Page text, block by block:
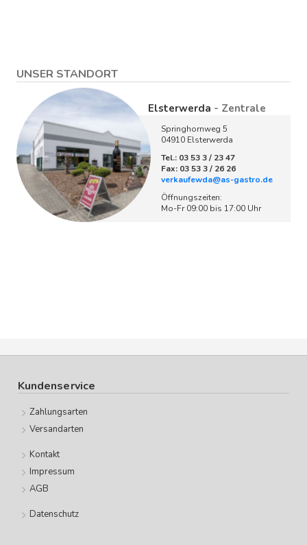
UNSER STANDORT
Elsterwerda - Zentrale
Springhornweg 5
04910 Elsterwerda
Tel.: 03 53 3 / 23 47
Fax: 03 53 3 / 26 26
verkaufewda@as-gastro.de
Öffnungszeiten:
Mo-Fr 09:00 bis 17:00 Uhr
Kundenservice
Zahlungsarten
Versandarten
Kontakt
Impressum
AGB
Datenschutz